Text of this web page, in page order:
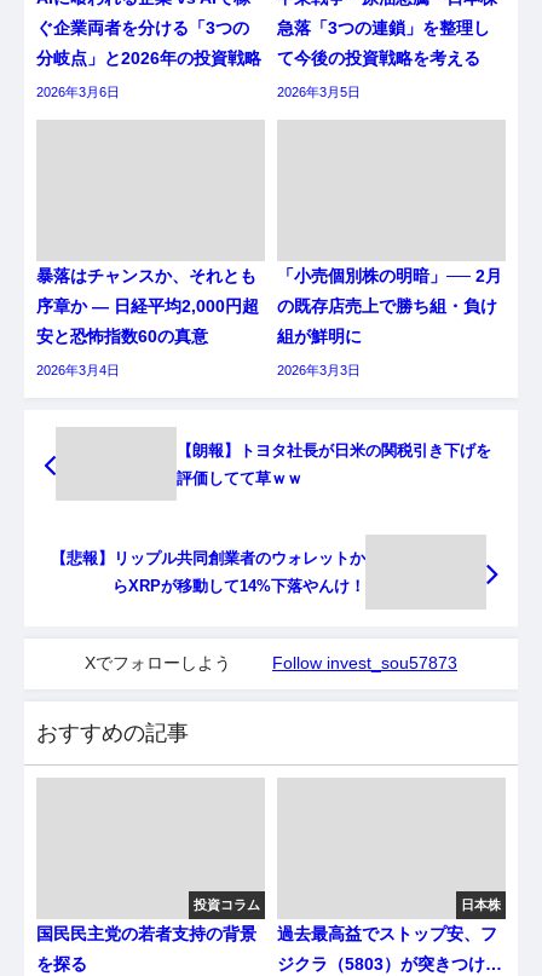
ぐ企業両者を分ける「3つの
分岐点」と2026年の投資戦略
2026年3月6日
急落「3つの連鎖」を整理し
て今後の投資戦略を考える
2026年3月5日
暴落はチャンスか、それとも
序章か ― 日経平均2,000円超
安と恐怖指数60の真意
2026年3月4日
「小売個別株の明暗」── 2月
の既存店売上で勝ち組・負け
組が鮮明に
2026年3月3日
【朗報】トヨタ社長が日米の関税引き下げを
評価してて草ｗｗ
【悲報】リップル共同創業者のウォレットか
らXRPが移動して14%下落やんけ！
Xでフォローしよう Follow invest_sou57873
おすすめの記事
投資コラム
国民民主党の若者支持の背景
を探る
日本株
過去最高益でストップ安、フ
ジクラ（5803）が突きつけ